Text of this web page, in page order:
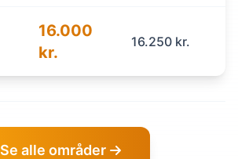
16.000
kr.
16.250 kr.
Se alle områder